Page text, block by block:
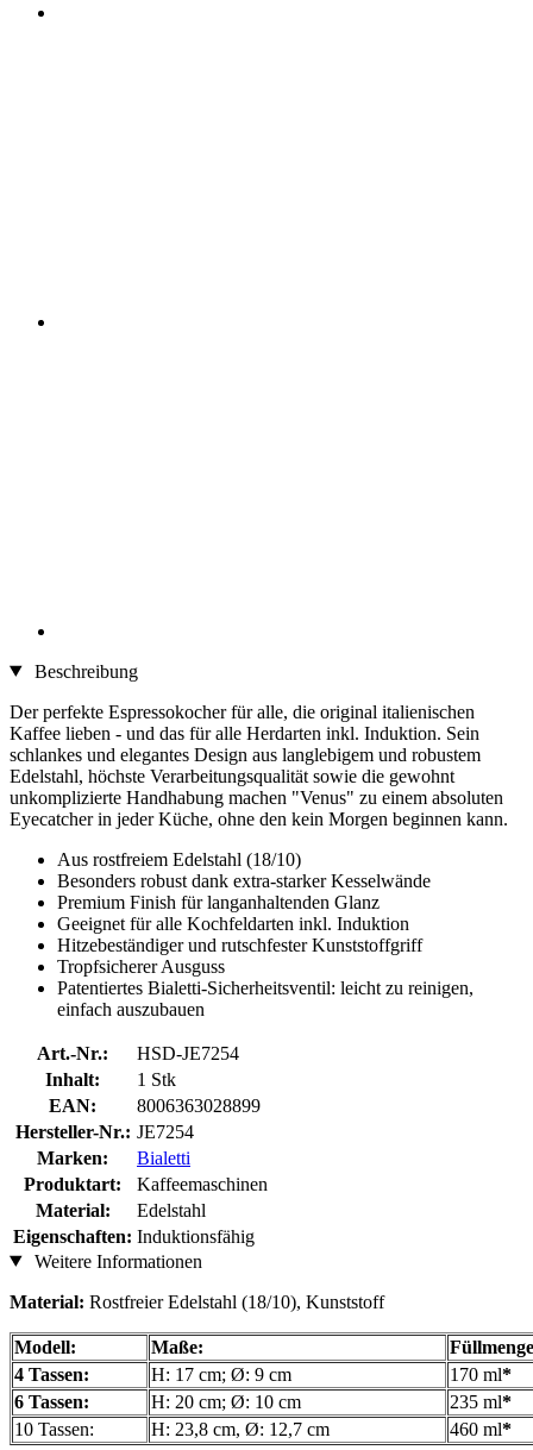
Beschreibung
Der perfekte Espressokocher für alle, die original italienischen
Kaffee lieben - und das für alle Herdarten inkl. Induktion. Sein
schlankes und elegantes Design aus langlebigem und robustem
Edelstahl, höchste Verarbeitungsqualität sowie die gewohnt
unkomplizierte Handhabung machen "Venus" zu einem absoluten
Eyecatcher in jeder Küche, ohne den kein Morgen beginnen kann.
Aus rostfreiem Edelstahl (18/10)
Besonders robust dank extra-starker Kesselwände
Premium Finish für langanhaltenden Glanz
Geeignet für alle Kochfeldarten inkl. Induktion
Hitzebeständiger und rutschfester Kunststoffgriff
Tropfsicherer Ausguss
Patentiertes Bialetti-Sicherheitsventil: leicht zu reinigen,
einfach auszubauen
Art.-Nr.:
HSD-JE7254
Inhalt:
1 Stk
EAN:
8006363028899
Hersteller-Nr.: JE7254
Marken:
Bialetti
Produktart:
Kaffeemaschinen
Material:
Edelstahl
Eigenschaften: Induktionsfähig
Weitere Informationen
Material: Rostfreier Edelstahl (18/10), Kunststoff
Modell: Maße:
4 Tassen:
H: 17 cm; Ø: 9 cm 170 ml*
6 Tassen:
H: 20 cm; Ø: 10 cm 235 ml*
10 Tassen:
H: 23,8 cm, Ø: 12,7 cm 460 ml*